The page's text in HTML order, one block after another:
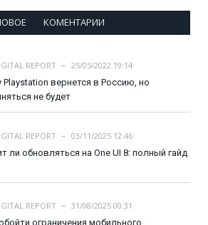
КОМЕНТАРИИ
REPORT
25/05/2022 19:14
Playstation вернется в Россию, но
не будет
REPORT
03/11/2025 12:46
ли обновляться на One UI 8: полный гайд
REPORT
31/08/2025 00:31
ограничения мобильного